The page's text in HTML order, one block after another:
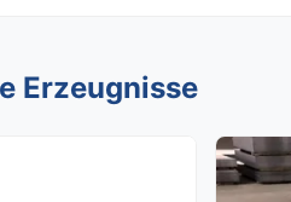
Erzeugnisse